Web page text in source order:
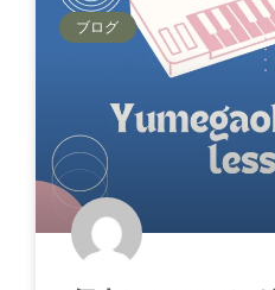
ブログ